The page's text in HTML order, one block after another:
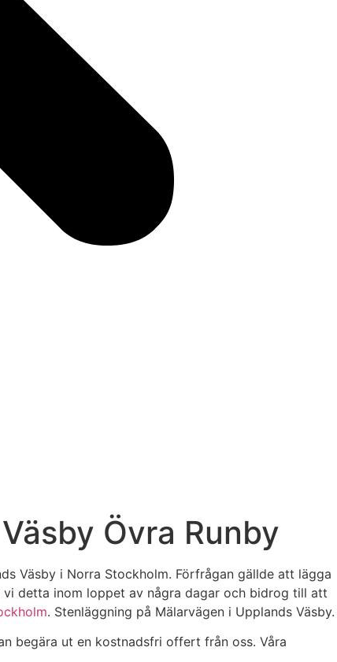
Övra Runby
Väsby i Norra Stockholm. Förfrågan gällde att lägga
detta inom loppet av några dagar och bidrog till att
. Stenläggning på Mälarvägen i Upplands Väsby.
begära ut en kostnadsfri offert från oss. Våra